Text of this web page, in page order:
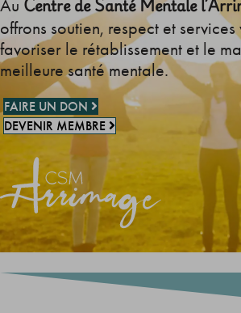
Au
offrons soutien, respect et
favoriser le rétablissement et le
meilleure santé mentale.
FAIRE UN DON
DEVENIR MEMBRE